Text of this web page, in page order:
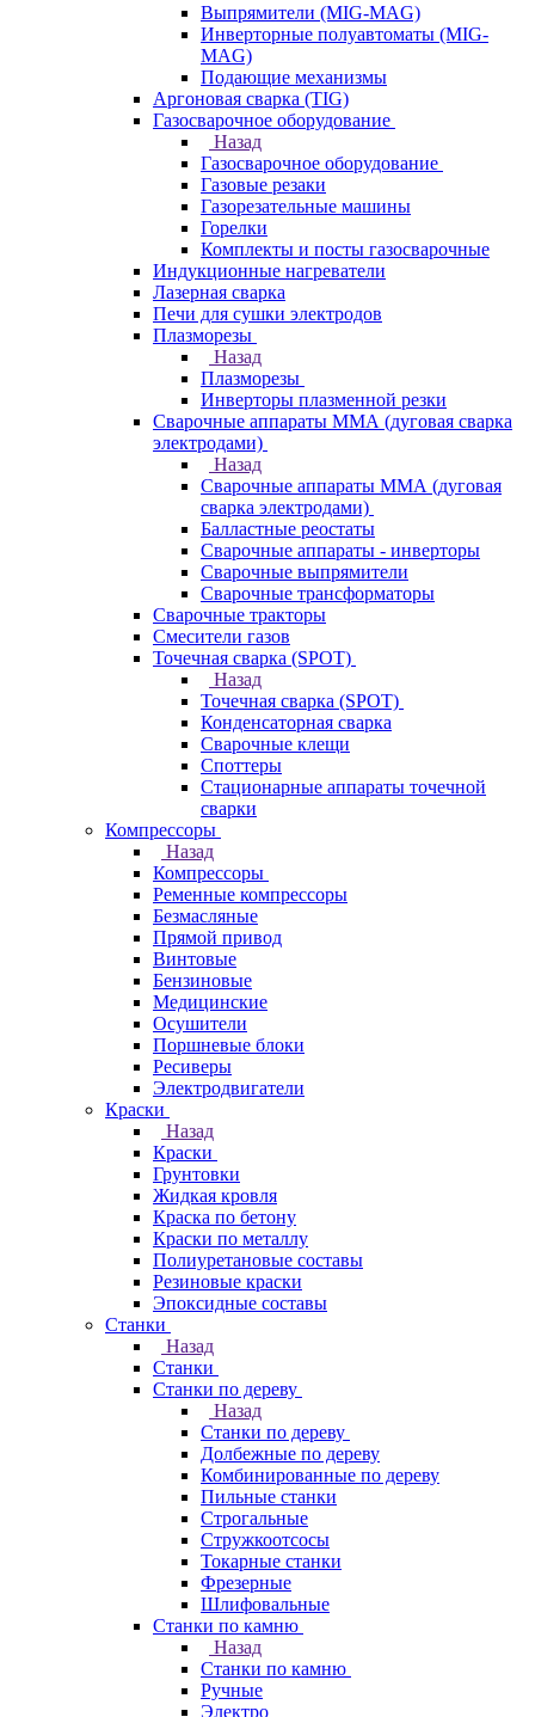
Выпрямители (MIG-MAG)
Инверторные полуавтоматы (MIG-
MAG)
Подающие механизмы
Аргоновая сварка (TIG)
Газосварочное оборудование
Назад
Газосварочное оборудование
Газовые резаки
Газорезательные машины
Горелки
Комплекты и посты газосварочные
Индукционные нагреватели
Лазерная сварка
Печи для сушки электродов
Плазморезы
Назад
Плазморезы
Инверторы плазменной резки
Сварочные аппараты ММА (дуговая сварка
электродами)
Назад
Сварочные аппараты ММА (дуговая
сварка электродами)
Балластные реостаты
Сварочные аппараты - инверторы
Сварочные выпрямители
Сварочные трансформаторы
Сварочные тракторы
Смесители газов
Точечная сварка (SPOT)
Назад
Точечная сварка (SPOT)
Конденсаторная сварка
Сварочные клещи
Споттеры
Стационарные аппараты точечной
сварки
Компрессоры
Назад
Компрессоры
Ременные компрессоры
Безмасляные
Прямой привод
Винтовые
Бензиновые
Медицинские
Осушители
Поршневые блоки
Ресиверы
Электродвигатели
Краски
Назад
Краски
Грунтовки
Жидкая кровля
Краска по бетону
Краски по металлу
Полиуретановые составы
Резиновые краски
Эпоксидные составы
Станки
Назад
Станки
Станки по дереву
Назад
Станки по дереву
Долбежные по дереву
Комбинированные по дереву
Пильные станки
Строгальные
Стружкоотсосы
Токарные станки
Фрезерные
Шлифовальные
Станки по камню
Назад
Станки по камню
Ручные
Электро